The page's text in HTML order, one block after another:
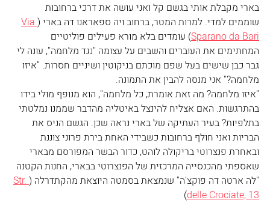
בארי מקבלת אותי בגשם קל ואני עושה את דרכי ברחובות
שוממים למדי. למרות המטר, ברחוב ויה ספאראנו דה בארי (Via
Sparano da Bari) עומדים בלא מורא פעילים פוליטיים
המחתימים את העוברים והשבים על עצומה "נגד מלחמה", עונה לי
גבר כבן שישים בעל שפם מוכתם בניקוטין ושיניים חסרות. "איזו
מלחמה?" אני מנסה להבין את התמונה.
"איזו מלחמה? מה זאת אומרת, כל מלחמה", הוא מנופף מולי בידו
בהתרגשות. האם אצליח להינצל באיטליה מהדבר שממנו נמלטתי
בתלפיות? בעיר העתיקה של בארי נראה שכן. הגשם הניס את
הבריות ואני חולף ברחובות כשבידי האחת בירת פרוני צוננת
ובאחרת פנצרוטי בריקולה לוהט, כדור הבשר המפורסם מבארי
שאספתי מהכנסייה המרכזית של הפנצרוטי בבארי, החנות הקטנה
"לה ארטה דה פוקצ'ה" שנמצאת בסמטה היוצאת מהקתדרלה (Str.
delle Crociate, 13
)